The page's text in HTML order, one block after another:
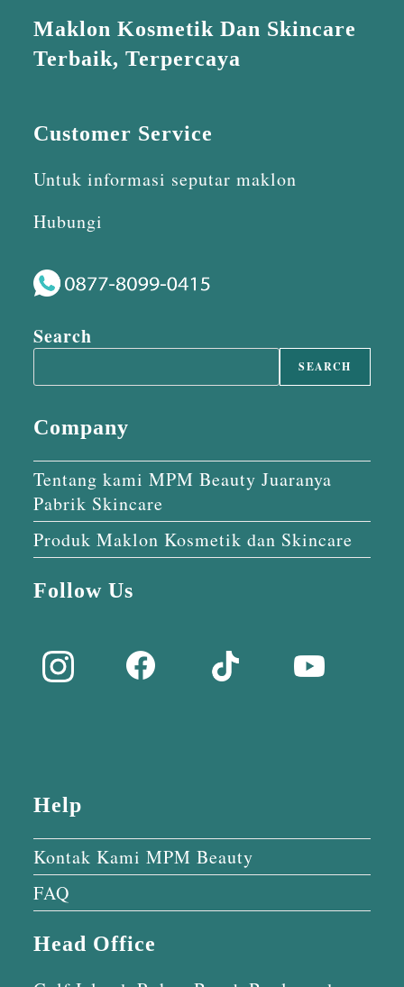
Maklon Kosmetik Dan Skincare
Terbaik, Terpercaya
Customer Service
Untuk informasi seputar maklon
Hubungi
Search
SEARCH
Company
Tentang kami MPM Beauty Juaranya
Pabrik Skincare
Produk Maklon Kosmetik dan Skincare
Follow Us
Help
Kontak Kami MPM Beauty
FAQ
Head Office